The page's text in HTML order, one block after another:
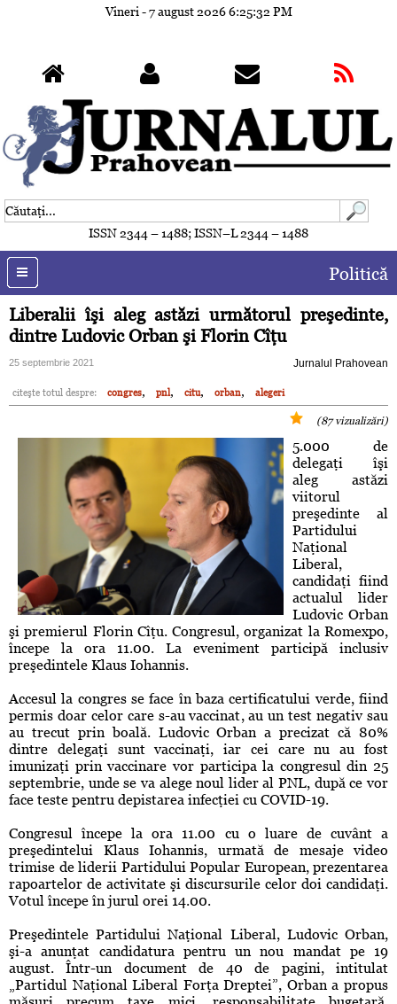
Vineri - 7 august 20266:25:35 PM
ISSN 2344 – 1488; ISSN–L 2344 – 1488
Politică
Liberalii îşi aleg astăzi următorul preşedinte,
dintre Ludovic Orban şi Florin Cîţu
25 septembrie 2021 Jurnalul Prahovean
citeşte totul despre: congres, pnl, citu, orban, alegeri
(87 vizualizări)
5.000 de
delegaţi îşi
aleg astăzi
viitorul
preşedinte al
Partidului
Naţional
Liberal,
candidaţi fiind
actualul lider
Ludovic Orban
şi premierul Florin Cîţu. Congresul, organizat la Romexpo,
începe la ora 11.00. La eveniment participă inclusiv
preşedintele Klaus Iohannis.
Accesul la congres se face în baza certificatului verde, fiind
permis doar celor care s-au vaccinat, au un test negativ sau
au trecut prin boală. Ludovic Orban a precizat că 80%
dintre delegaţi sunt vaccinaţi, iar cei care nu au fost
imunizaţi prin vaccinare vor participa la congresul din 25
septembrie, unde se va alege noul lider al PNL, după ce vor
face teste pentru depistarea infecţiei cu COVID-19.
Congresul începe la ora 11.00 cu o luare de cuvânt a
preşedintelui Klaus Iohannis, urmată de mesaje video
trimise de liderii Partidului Popular European, prezentarea
rapoartelor de activitate şi discursurile celor doi candidaţi.
Votul începe în jurul orei 14.00.
Preşedintele Partidului Naţional Liberal, Ludovic Orban,
şi-a anunţat candidatura pentru un nou mandat pe 19
august. Într-un document de 40 de pagini, intitulat
„Partidul Naţional Liberal Forţa Dreptei”, Orban a propus